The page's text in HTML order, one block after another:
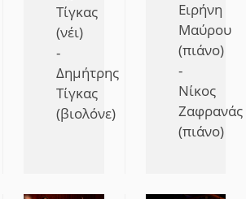
Τίγκας
(νέι)
-
Δημήτρης
Τίγκας
(βιολόνε)
Ειρήνη
Μαύρου
(πιάνο)
-
Νίκος
Ζαφρανάς
(πιάνο)